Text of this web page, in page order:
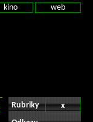
kino web
x
Rubriky